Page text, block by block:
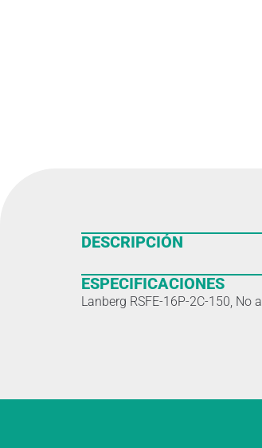
DESCRIPCIÓN
ESPECIFICACIONES
Lanberg RSFE-16P-2C-150,